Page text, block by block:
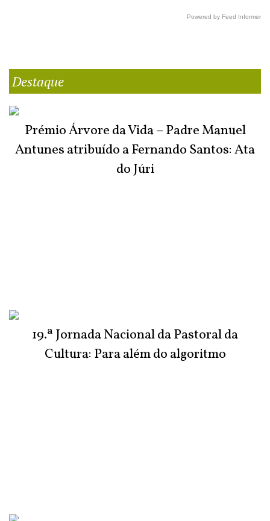
Powered by Feed Informer
Destaque
Prémio Árvore da Vida – Padre Manuel
Antunes atribuído a Fernando Santos: Ata
do Júri
19.ª Jornada Nacional da Pastoral da
Cultura: Para além do algoritmo